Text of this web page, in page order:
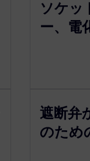
ソケッ
ー、電
遮断弁
のため